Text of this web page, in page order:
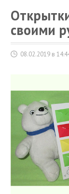
своими
08.02.2019 в